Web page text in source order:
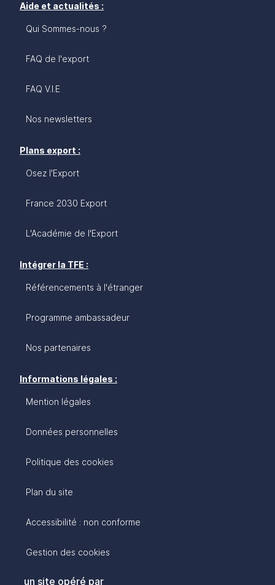
Aide et actualités :
Qui Sommes-nous ?
FAQ de l'export
FAQ V.I.E
Nos newsletters
Plans export :
Osez l'Export
France 2030 Export
L'Académie de l'Export
Intégrer la TFE :
Référencements à l'étranger
Programme ambassadeur
Nos partenaires
Informations légales :
Mention légales
Données personnelles
Politique des cookies
Plan du site
Accessibilité : non conforme
Gestion des cookies
un site opéré par